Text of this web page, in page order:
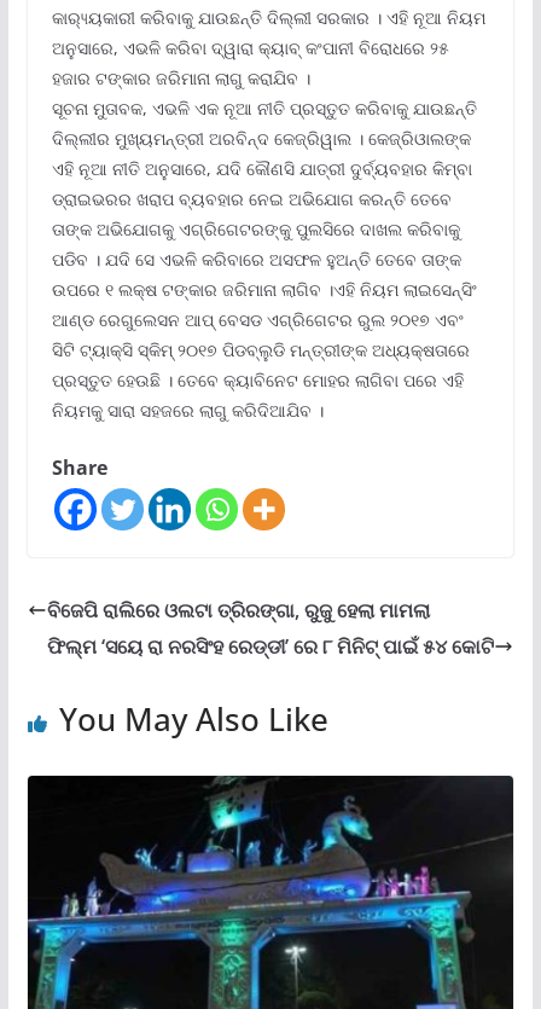
କାର‌୍ୟ୍ୟକାରୀ କରିବାକୁ ଯାଉଛନ୍ତି ଦିଲ୍ଲୀ ସରକାର । ଏହି ନୂଆ ନିୟମ
ଅନୁସାରେ, ଏଭଳି କରିବା ଦ୍ୱାରା କ୍ୟାବ୍ କଂପାନୀ ବିରୋଧରେ ୨୫
ହଜାର ଟଙ୍କାର ଜରିମାନା ଲାଗୁ କରାଯିବ ।
ସୂଚନା ମୁତାବକ, ଏଭଳି ଏକ ନୂଆ ନୀତି ପ୍ରସ୍ତୁତ କରିବାକୁ ଯାଉଛନ୍ତି
ଦିଲ୍ଲୀର ମୁଖ୍ୟମନ୍ତ୍ରୀ ଅରବିନ୍ଦ କେଜ୍ରିୱାଲ । କେଜ୍ରିଓାଲଙ୍କ
ଏହି ନୂଆ ନୀତି ଅନୁସାରେ, ଯଦି କୌଣସି ଯାତ୍ରୀ ଦୁର୍ବ୍ୟବହାର କିମ୍ବା
ଡ୍ରାଇଭରର ଖରାପ ବ୍ୟବହାର ନେଇ ଅଭିଯୋଗ କରନ୍ତି ତେବେ
ତାଙ୍କ ଅଭିଯୋଗକୁ ଏଗ୍ରିଗେଟରଙ୍କୁ ପୁଲସିରେ ଦାଖଲ କରିବାକୁ
ପଡିବ । ଯଦି ସେ ଏଭଳି କରିବାରେ ଅସଫଳ ହୁଅନ୍ତି ତେବେ ତାଙ୍କ
ଉପରେ ୧ ଲକ୍ଷ ଟଙ୍କାର ଜରିମାନା ଲାଗିବ ।ଏହି ନିୟମ ଲାଇସେନ୍ସିଂ
ଆଣ୍ଡ ରେଗୁଲେସନ ଆପ୍ ବେସଡ ଏଗ୍ରିଗେଟର ରୁଲ ୨୦୧୭ ଏବଂ
ସିଟି ଟ୍ୟାକ୍ସି ସ୍କିମ୍ ୨୦୧୭ ପିଡବ୍ଲୁଡି ମନ୍ତ୍ରୀଙ୍କ ଅଧ୍ୟକ୍ଷତାରେ
ପ୍ରସ୍ତୁତ ହେଉଛି । ତେବେ କ୍ୟାବିନେଟ ମୋହର ଲାଗିବା ପରେ ଏହି
ନିୟମକୁ ସାରା ସହଜରେ ଲାଗୁ କରିଦିଆଯିବ ।
Share
ବିଜେପି ରାଲିରେ ଓଲଟା ତ୍ରିରଙ୍ଗା, ରୁଜୁ ହେଲା ମାମଲା
ଫିଲ୍ମ ‘ସୟେ ରା ନରସିଂହ ରେଡ୍ଡୀ’ ରେ ୮ ମିନିଟ୍ ପାଇଁ ୫୪ କୋଟି
You May Also Like